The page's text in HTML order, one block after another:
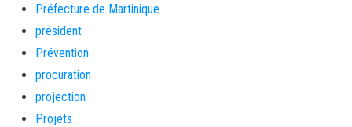
Préfecture de Martinique
président
Prévention
procuration
projection
Projets